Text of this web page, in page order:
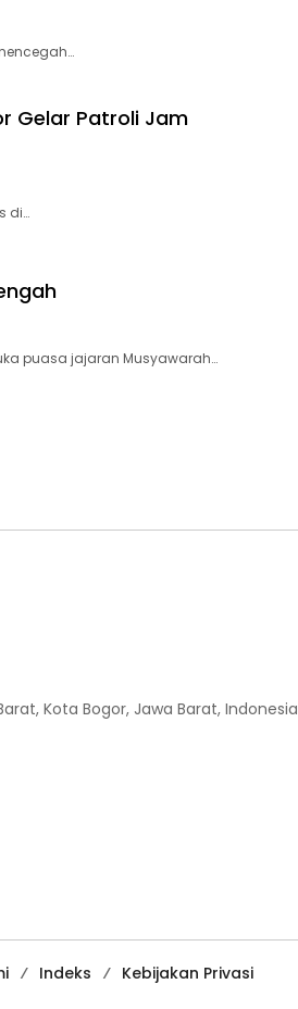
Gelar Patroli Jam
di…
puasa jajaran Musyawarah…
Kota Bogor, Jawa Barat, Indonesia
Indeks
Kebijakan Privasi